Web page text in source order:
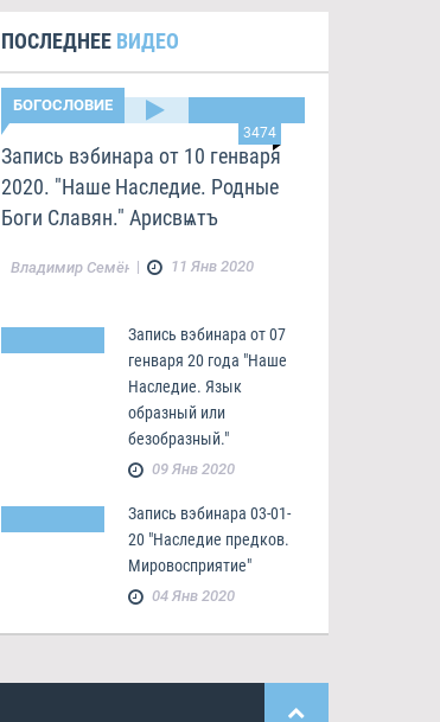
ПОСЛЕДНЕЕ ВИДЕО
3474
БОГОСЛОВИЕ
Запись вэбинара от 10 генваря
2020. "Наше Наследие. Родные
Боги Славян." Арисвѩтъ
Владимир Семёнов
| 11 Янв 2020
Запись вэбинара от 07
генваря 20 года "Наше
Наследие. Язык
образный или
безобразный."
09 Янв 2020
Запись вэбинара 03-01-
20 "Наследие предков.
Мировосприятие"
04 Янв 2020